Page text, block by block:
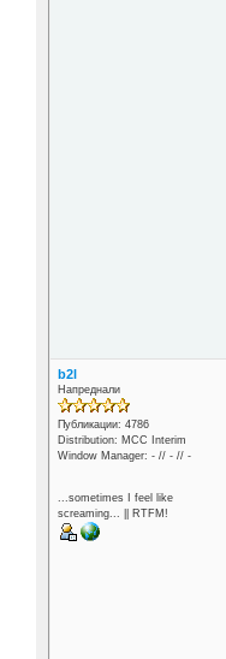
b2l
Напреднали
Публикации: 4786
Distribution: MCC Interim
Window Manager: - // - // -
...sometimes I feel like
screaming... || RTFM!